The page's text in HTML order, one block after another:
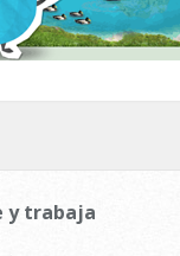
y trabaja